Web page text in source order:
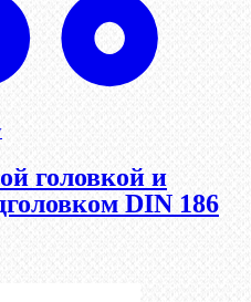
головкой и
DIN 186